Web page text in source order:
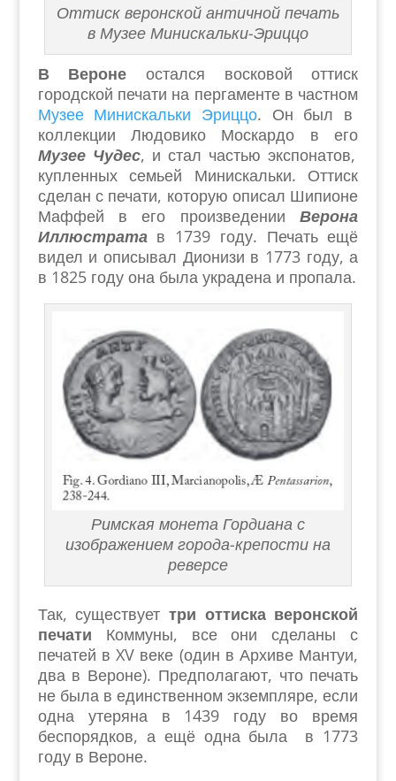
Оттиск веронской античной печать
в Музее Минискальки-Эриццо
В Вероне остался восковой оттиск
городской печати на пергаменте в частном
Музее Минискальки Эриццо. Он был в
коллекции Людовико Москардо в его
Музее Чудес, и стал частью экспонатов,
купленных семьей Минискальки. Оттиск
сделан с печати, которую описал Шипионе
Маффей в его произведенииВерона
Иллюстратав 1739 году. Печать ещё
видел и описывал Дионизи в 1773 году, а
в 1825 году она была украдена и пропала.
Римская монета Гордиана с
изображением города-крепости на
реверсе
Так, существует три оттиска веронской
печати Коммуны, все они сделаны с
печатей в XV веке (один в Архиве Мантуи,
два в Вероне). Предполагают, что печать
не была в единственном экземпляре, если
одна утеряна в 1439 году во время
беспорядков, а ещё одна была в 1773
году в Вероне.